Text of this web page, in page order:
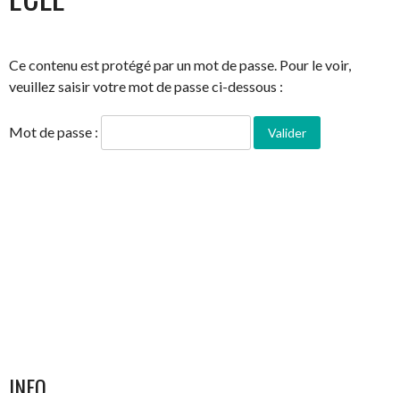
Ce contenu est protégé par un mot de passe. Pour le voir,
veuillez saisir votre mot de passe ci-dessous :
Mot de passe :